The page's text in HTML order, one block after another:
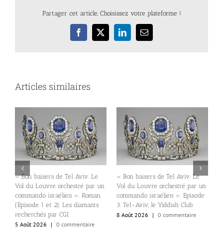
Partager cet article, Choisissez votre plateforme !
Facebook
X LinkedInEmail
Articles similaires
« Bon baisers de Tel Aviv. Le
Vol du Louvre orchestré par un
commando israélien ». Roman.
(Episode 1 et 2). Les diamants
recherchés par CGI.
5 Août 2026
| 0 commentaire
« Bon baisers de Tel Aviv. Le
Vol du Louvre orchestré par un
commando israélien ». Episode
3. Tel-Aviv, le Yiddish Club.
8 Août 2026
| 0 commentaire